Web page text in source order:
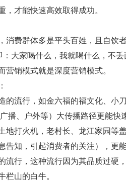
，才能快速高效取得成功。
群体多是平头百姓，且自饮者
大家喝什么，我就喝什么，不丢
销模式就是深度营销模式。
行，如金六福的福文化、小刀
、户外等）大传播路径更能快速
打火机，老村长、龙江家园等
知，引起消费者的关注），更
行，这种流行因为其品质过硬
栏山的白牛。